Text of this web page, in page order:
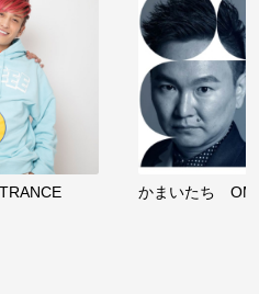
かまいたち